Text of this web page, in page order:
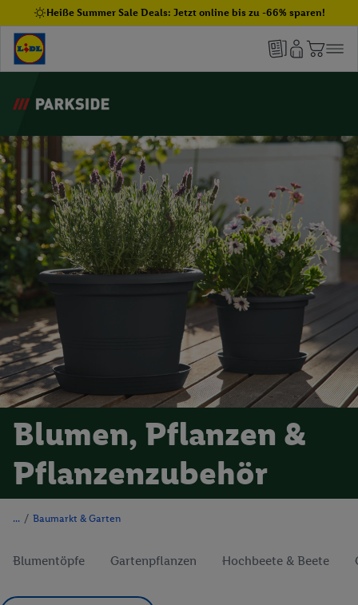
Heiße Summer Sale Deals: Jetzt online bis zu -66% sparen!
Blumen, Pflanzen &
Pflanzenzubehör
/ Baumarkt & Garten
Blumentöpfe Gartenpflanzen Hochbeete & Beete